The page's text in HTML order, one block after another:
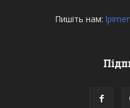
Пишіть нам: